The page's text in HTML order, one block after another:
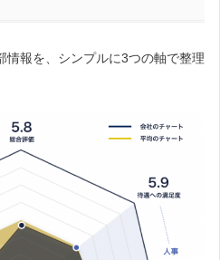
情報を、シンプルに3つの軸で整理